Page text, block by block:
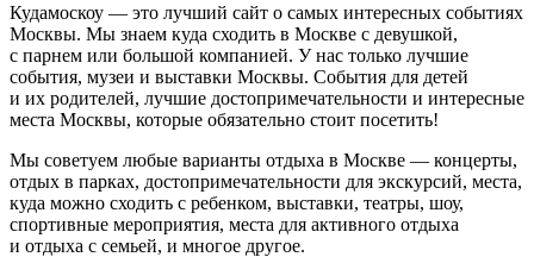
Кудамоскоу — это лучший сайт о самых интересных событиях
Москвы. Мы знаем куда сходить в Москве с девушкой,
с парнем или большой компанией. У нас только лучшие
события, музеи и выставки Москвы. События для детей
и их родителей, лучшие достопримечательности и интересные
места Москвы, которые обязательно стоит посетить!
Мы советуем любые варианты отдыха в Москве — концерты,
отдых в парках, достопримечательности для экскурсий, места,
куда можно сходить с ребенком, выставки, театры, шоу,
спортивные мероприятия, места для активного отдыха
и отдыха с семьей, и многое другое.